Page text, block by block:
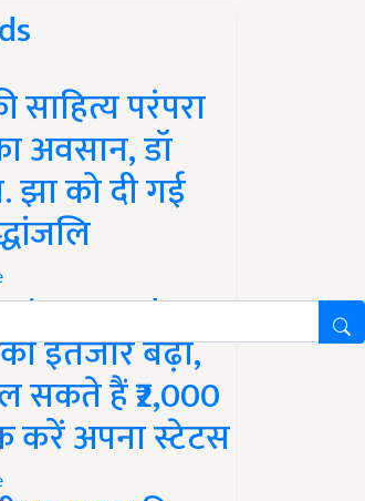
परंपरा
अवसान, डॉ
झा को दी गई
Update:
इंतजार बढ़ा,
सकते हैं ₹2,000
अपना स्टेटस